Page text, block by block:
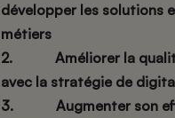
développer les solutions
métiers
2. Améliorer la qualité
avec la stratégie de
3. Augmenter son